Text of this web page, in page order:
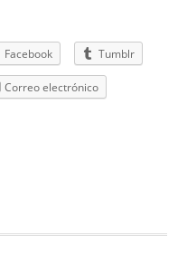
Facebook Tumblr
Correo electrónico